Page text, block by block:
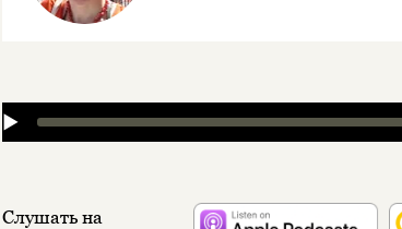
▶
Слушать на